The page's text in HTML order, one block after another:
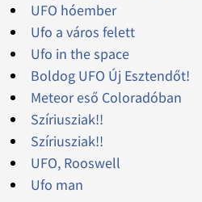
UFO hóember
Ufo a város felett
Ufo in the space
Boldog UFO Új Esztendőt!
Meteor eső Coloradóban
Szíriusziak!!
Szíriusziak!!
UFO, Rooswell
Ufo man